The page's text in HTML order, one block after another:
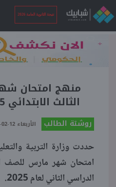
نتيجة الثانوية العامة 2026
نتيجة الثانوية
فنجان
بوابة
منهج امتحان
الثالث الابتدائي 2025 كل المواد
روشتة الطالب الأربعاء 12-02-2025 06:27 مـ
حددت وزارة التربية
امتحان شهر مارس للصف
الدراسي الثاني لعام 2025.